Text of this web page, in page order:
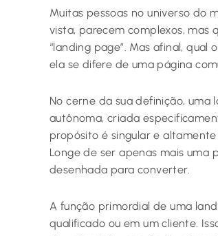
Muitas pessoas no universo do
vista, parecem complexos, mas
“landing page”. Mas afinal,
ela se difere de uma página
No cerne da sua definição,
autônoma, criada
propósito é singular e
Longe de ser apenas mais uma
desenhada para converter.
A função primordial de uma
qualificado ou em um cliente.